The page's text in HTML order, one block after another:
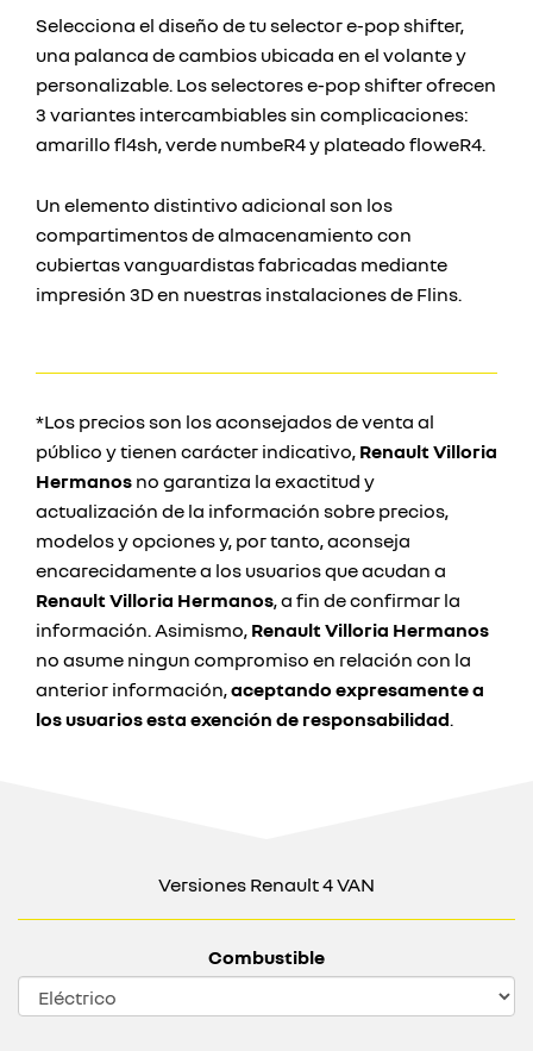
Selecciona el diseño de tu selector e-pop shifter,
una palanca de cambios ubicada en el volante y
personalizable. Los selectores e-pop shifter ofrecen
3 variantes intercambiables sin complicaciones:
amarillo fl4sh, verde numbeR4 y plateado floweR4.
Un elemento distintivo adicional son los
compartimentos de almacenamiento con
cubiertas vanguardistas fabricadas mediante
impresión 3D en nuestras instalaciones de Flins.
*Los precios son los aconsejados de venta al
público y tienen carácter indicativo, Renault Villoria
Hermanos no garantiza la exactitud y
actualización de la información sobre precios,
modelos y opciones y, por tanto, aconseja
encarecidamente a los usuarios que acudan a
Renault Villoria Hermanos, a fin de confirmar la
información. Asimismo, Renault Villoria Hermanos
no asume ningun compromiso en relación con la
anterior información,aceptando expresamente a
los usuarios esta exención de responsabilidad.
Versiones Renault 4 VAN
Combustible